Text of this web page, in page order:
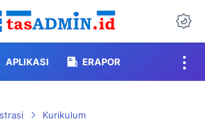
APLIKASI ERAPOR
Kurikulum